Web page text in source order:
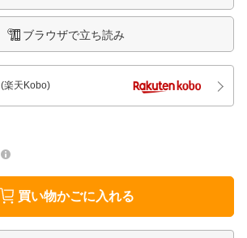
ブラウザで立ち読み
(楽天Kobo)
買い物かごに入れる